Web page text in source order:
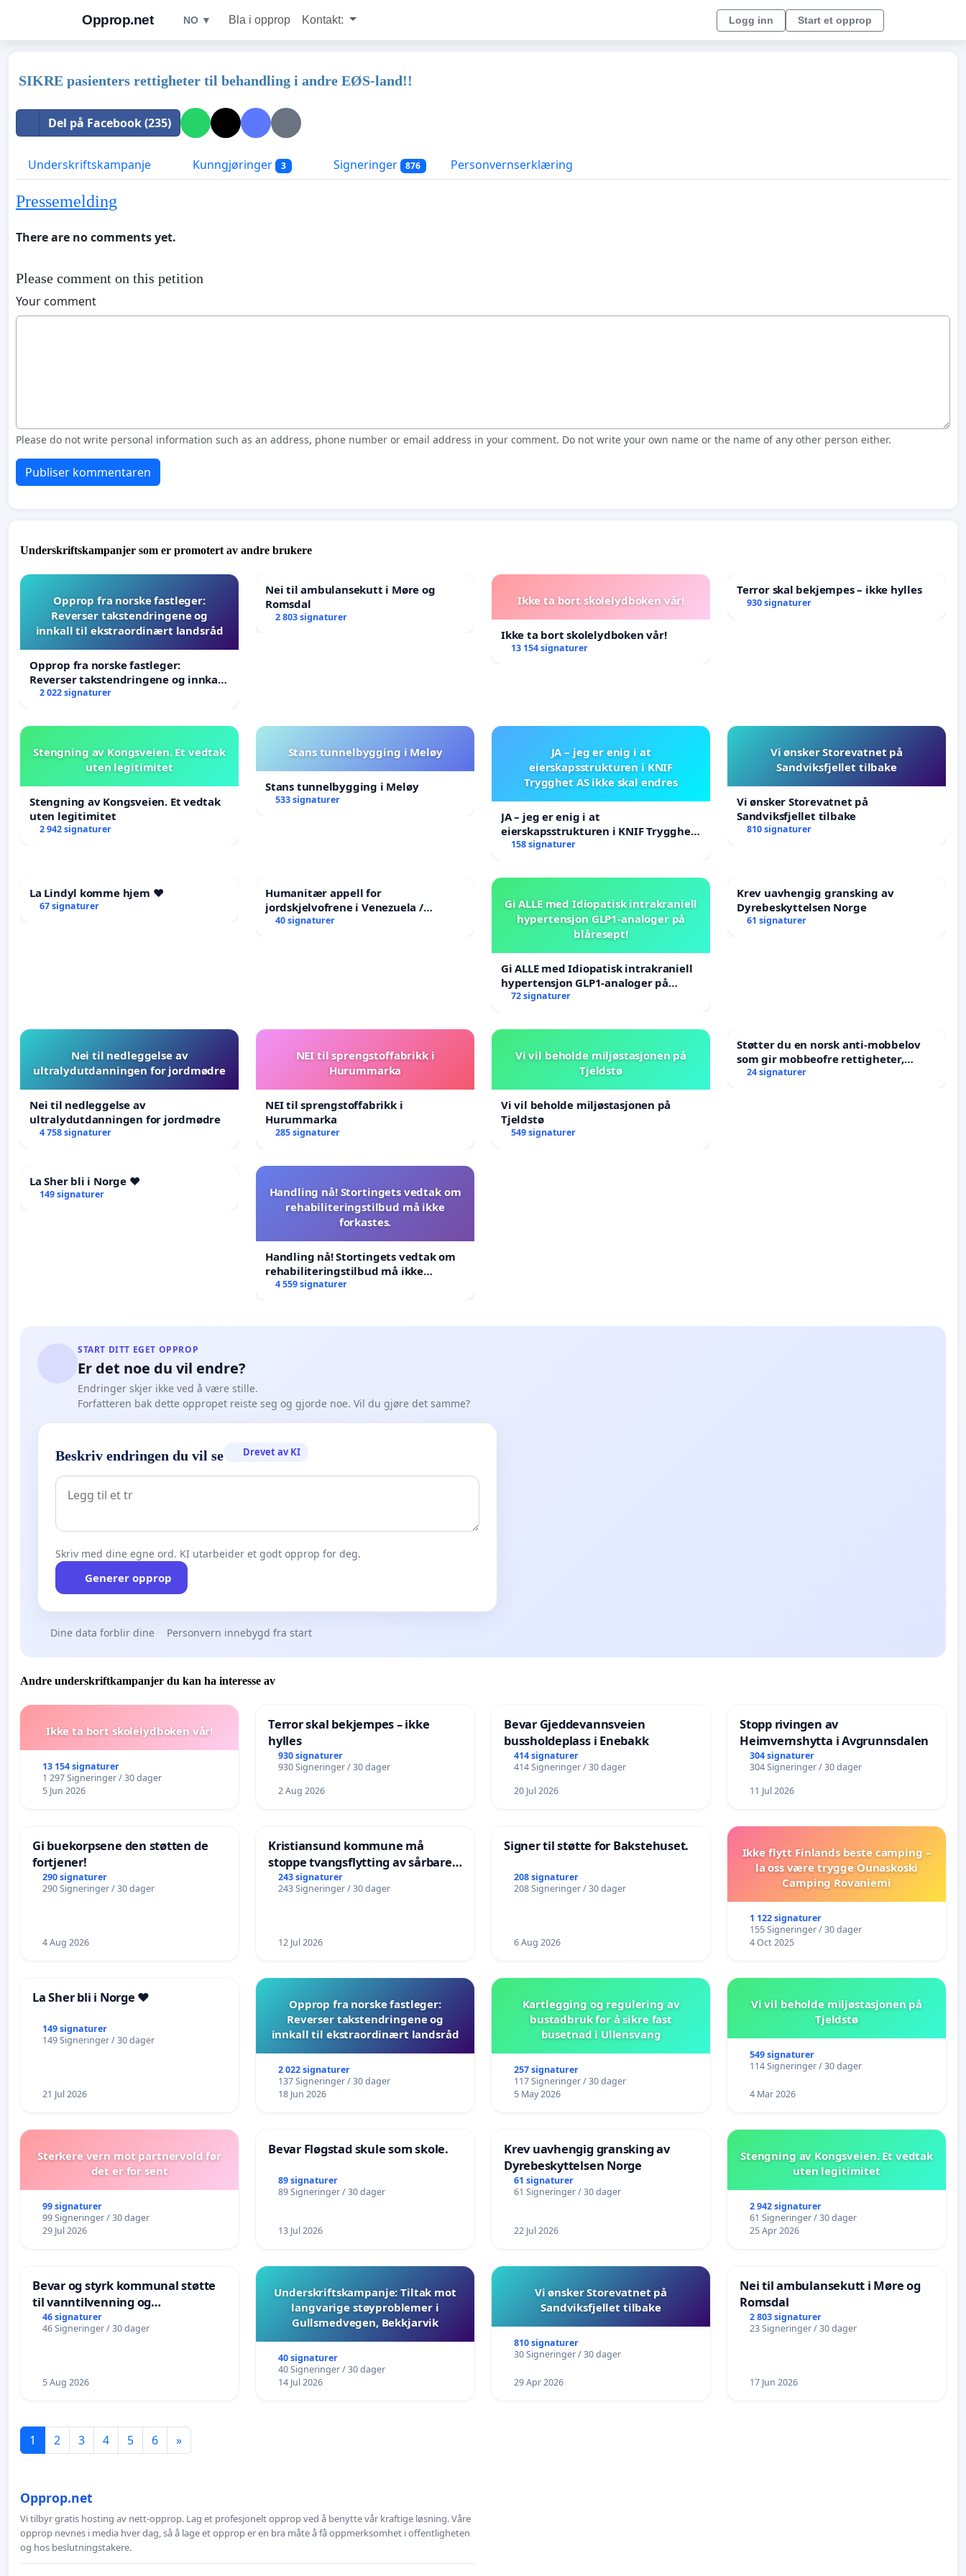
Opprop.net NO ▼ Bla i opprop Kontakt: Logg inn Start et opprop
SIKRE pasienters rettigheter til behandling i andre EØS-land!!
Del på Facebook (235)
Underskriftskampanje Kunngjøringer 3 Signeringer 876 Personvernserklæring
Pressemelding
There are no comments yet.
Please comment on this petition
Your comment
Please do not write personal information such as an address, phone number or email address in your comment. Do not write your own name or the name of any other person either.
Publiser kommentaren
Underskriftskampanjer som er promotert av andre brukere
Opprop fra norske fastleger:
Reverser takstendringene og
innkall til ekstraordinært landsråd
Opprop fra norske fastleger:
Reverser takstendringene og innkall
til ekstraordinært landsråd
2 022 signaturer
Nei til ambulansekutt i Møre og
Romsdal
2 803 signaturer
Ikke ta bort skolelydboken vår!
Ikke ta bort skolelydboken vår!
13 154 signaturer
Terror skal bekjempes – ikke hylles
930 signaturer
Stengning av Kongsveien. Et vedtak
uten legitimitet
Stengning av Kongsveien. Et vedtak
uten legitimitet
2 942 signaturer
Stans tunnelbygging i Meløy
Stans tunnelbygging i Meløy
533 signaturer
JA – jeg er enig i at
eierskapsstrukturen i KNIF
Trygghet AS ikke skal endres
JA – jeg er enig i at
eierskapsstrukturen i KNIF Trygghet
AS ikke skal endres
158 signaturer
Vi ønsker Storevatnet på
Sandviksfjellet tilbake
Vi ønsker Storevatnet på
Sandviksfjellet tilbake
810 signaturer
La Lindyl komme hjem ❤️
67 signaturer
Humanitær appell for
jordskjelvofrene i Venezuela /
Humanitarian Appeal for the
40 signaturer
Gi ALLE med Idiopatisk intrakraniell
hypertensjon GLP1-analoger på
blåresept!
Gi ALLE med Idiopatisk intrakraniell
hypertensjon GLP1-analoger på
blåresept!
72 signaturer
Krev uavhengig gransking av
Dyrebeskyttelsen Norge
61 signaturer
Nei til nedleggelse av
ultralydutdanningen for jordmødre
Nei til nedleggelse av
ultralydutdanningen for jordmødre
4 758 signaturer
NEI til sprengstoffabrikk i
Hurummarka
NEI til sprengstoffabrikk i
Hurummarka
285 signaturer
Vi vil beholde miljøstasjonen på
Tjeldstø
Vi vil beholde miljøstasjonen på
Tjeldstø
549 signaturer
Støtter du en norsk anti-mobbelov
som gir mobbeofre rettigheter,
oppreisning og hjelp?
24 signaturer
La Sher bli i Norge ❤️
149 signaturer
Handling nå! Stortingets vedtak om
rehabiliteringstilbud må ikke
forkastes.
Handling nå! Stortingets vedtak om
rehabiliteringstilbud må ikke
forkastes.
4 559 signaturer
START DITT EGET OPPROP
Er det noe du vil endre?
Endringer skjer ikke ved å være stille.
Forfatteren bak dette oppropet reiste seg og gjorde noe. Vil du gjøre det samme?
Beskriv endringen du vil se Drevet av KI
Skriv med dine egne ord. KI utarbeider et godt opprop for deg.
Generer opprop
Dine data forblir dine Personvern innebygd fra start
Andre underskriftkampanjer du kan ha interesse av
Ikke ta bort skolelydboken vår!
13 154 signaturer
1 297 Signeringer / 30 dager
5 Jun 2026
Terror skal bekjempes – ikke
hylles
930 signaturer
930 Signeringer / 30 dager
2 Aug 2026
Bevar Gjeddevannsveien
bussholdeplass i Enebakk
414 signaturer
414 Signeringer / 30 dager
20 Jul 2026
Stopp rivingen av
Heimvernshytta i Avgrunnsdalen
304 signaturer
304 Signeringer / 30 dager
11 Jul 2026
Gi buekorpsene den støtten de
fortjener!
290 signaturer
290 Signeringer / 30 dager
4 Aug 2026
Kristiansund kommune må
stoppe tvangsflytting av sårbare
eldre
243 signaturer
243 Signeringer / 30 dager
12 Jul 2026
Signer til støtte for Bakstehuset.
208 signaturer
208 Signeringer / 30 dager
6 Aug 2026
Ikke flytt Finlands beste camping –
la oss være trygge Ounaskoski
Camping Rovaniemi
1 122 signaturer
155 Signeringer / 30 dager
4 Oct 2025
La Sher bli i Norge ❤️
149 signaturer
149 Signeringer / 30 dager
21 Jul 2026
Opprop fra norske fastleger:
Reverser takstendringene og
innkall til ekstraordinært landsråd
2 022 signaturer
137 Signeringer / 30 dager
18 Jun 2026
Kartlegging og regulering av
bustadbruk for å sikre fast
busetnad i Ullensvang
257 signaturer
117 Signeringer / 30 dager
5 May 2026
Vi vil beholde miljøstasjonen på
Tjeldstø
549 signaturer
114 Signeringer / 30 dager
4 Mar 2026
Sterkere vern mot partnervold før
det er for sent
99 signaturer
99 Signeringer / 30 dager
29 Jul 2026
Bevar Fløgstad skule som skole.
89 signaturer
89 Signeringer / 30 dager
13 Jul 2026
Krev uavhengig gransking av
Dyrebeskyttelsen Norge
61 signaturer
61 Signeringer / 30 dager
22 Jul 2026
Stengning av Kongsveien. Et vedtak
uten legitimitet
2 942 signaturer
61 Signeringer / 30 dager
25 Apr 2026
Bevar og styrk kommunal støtte
til vanntilvenning og
svømmeopplæring i barnehagene
i Haugesund
46 signaturer
46 Signeringer / 30 dager
5 Aug 2026
Underskriftskampanje: Tiltak mot
langvarige støyproblemer i
Gullsmedvegen, Bekkjarvik
40 signaturer
40 Signeringer / 30 dager
14 Jul 2026
Vi ønsker Storevatnet på
Sandviksfjellet tilbake
810 signaturer
30 Signeringer / 30 dager
29 Apr 2026
Nei til ambulansekutt i Møre og
Romsdal
2 803 signaturer
23 Signeringer / 30 dager
17 Jun 2026
1 2 3 4 5 6 »
Opprop.net
Vi tilbyr gratis hosting av nett-opprop. Lag et profesjonelt opprop ved å benytte vår kraftige løsning. Våre
opprop nevnes i media hver dag, så å lage et opprop er en bra måte å få oppmerksomhet i offentligheten
og hos beslutningstakere.